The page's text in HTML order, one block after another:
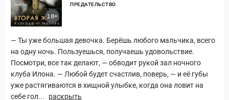
18+
ПРЕДАТЕЛЬСТВО
— Ты уже большая девочка. Берёшь любого мальчика, всего
на одну ночь. Пользуешься, получаешь удовольствие.
Посмотри, все так делают, — обводит рукой зал ночного
клуба Илона. — Любой будет счастлив, поверь, — и её губы
уже растягиваются в хищной улыбке, когда она ловит на
себе гол...
раскрыть